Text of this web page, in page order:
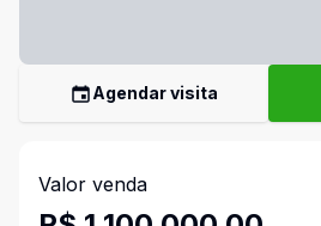
Agendar visita
Valor venda